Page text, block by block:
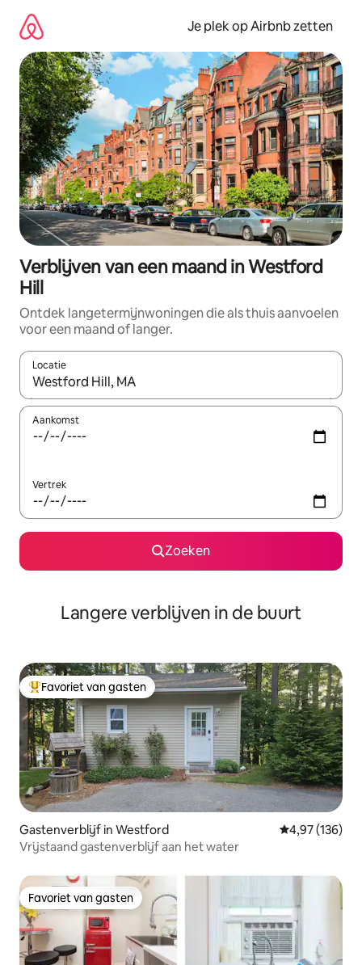
direct
naar
inhoud
Je plek op Airbnb zetten
Verblijven van een maand in Westford
Hill
Ontdek langetermijnwoningen die als thuis aanvoelen
voor een maand of langer.
Locatie
Wanneer er resultaten beschikbaar zijn, maak je een keuze
Aankomst
Vertrek
Zoeken
Langere verblijven in de buurt
Topfavoriet van gasten
Favoriet van gasten
Gastenverblijf in Westford Gemiddelde
4,97 (136)
Vrijstaand gastenverblijf aan het water
Favoriet van gasten
Favoriet van gasten